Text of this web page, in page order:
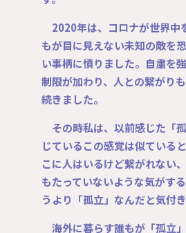
2020年は、コロナが世界中
もが目に見えない未知の敵を
い事柄に憤りました。自粛を
制限が加わり、人との繋がり
続きました。
その時私は、以前感じた「
じているこの感覚は似ている
こに人はいるけど繋がれない
もたっていないような気がす
うより「孤立」なんだと気付き
海外に暮らす誰もが「孤立」